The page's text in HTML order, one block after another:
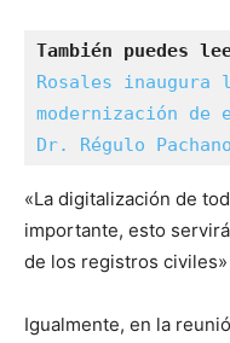
También puedes
Rosales inaugura
modernización de
Dr. Régulo
«La digitalización de
importante, esto
de los registros
Igualmente, en la